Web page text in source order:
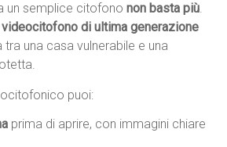
un semplice citofononon basta più.
videocitofono di ultima generazione
una casa vulnerabile e una
puoi:
prima di aprire, con immagini chiare